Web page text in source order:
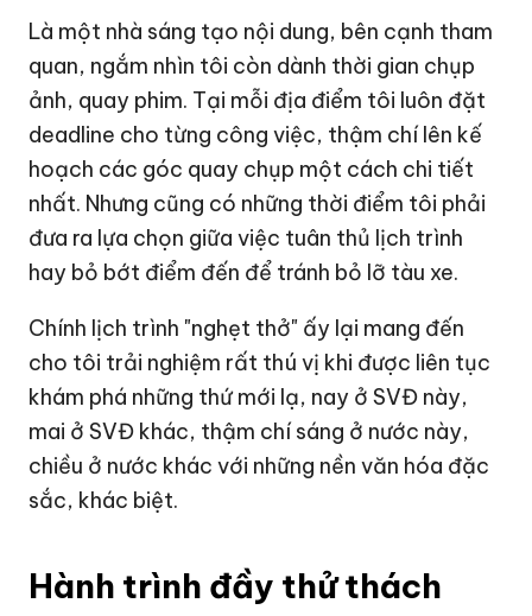
Là một nhà sáng tạo nội dung, bên cạnh tham
quan, ngắm nhìn tôi còn dành thời gian chụp
ảnh, quay phim. Tại mỗi địa điểm tôi luôn đặt
deadline cho từng công việc, thậm chí lên kế
hoạch các góc quay chụp một cách chi tiết
nhất. Nhưng cũng có những thời điểm tôi phải
đưa ra lựa chọn giữa việc tuân thủ lịch trình
hay bỏ bớt điểm đến để tránh bỏ lỡ tàu xe.
Chính lịch trình "nghẹt thở" ấy lại mang đến
cho tôi trải nghiệm rất thú vị khi được liên tục
khám phá những thứ mới lạ, nay ở SVĐ này,
mai ở SVĐ khác, thậm chí sáng ở nước này,
chiều ở nước khác với những nền văn hóa đặc
sắc, khác biệt.
Hành trình đầy thử thách